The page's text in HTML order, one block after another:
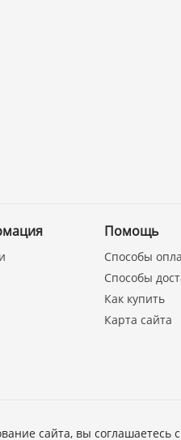
Помощь
Способы
Способы
Как купить
Карта сайта
сайта, вы соглашаетесь с